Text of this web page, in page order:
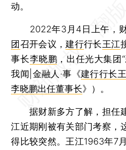
动。
2022年3月4日上午，财
团召开会议，建行行长王江
事长李晓鹏 ，出任光大集团
我闻|金融人·事《建行行长
李晓鹏出任董事长》）。
据财新多方了解，担任
江近期刚被有关部门考察，
得比较突然。王江1963年7